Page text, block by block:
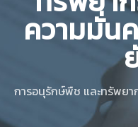
ความมั่น
การอนุรักษ์พืช และทรัพยา